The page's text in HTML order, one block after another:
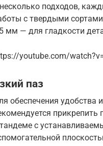
подходов,
с твердыми
мм — для гладкости
youtube.com/
паз
обеспечения удобства
с